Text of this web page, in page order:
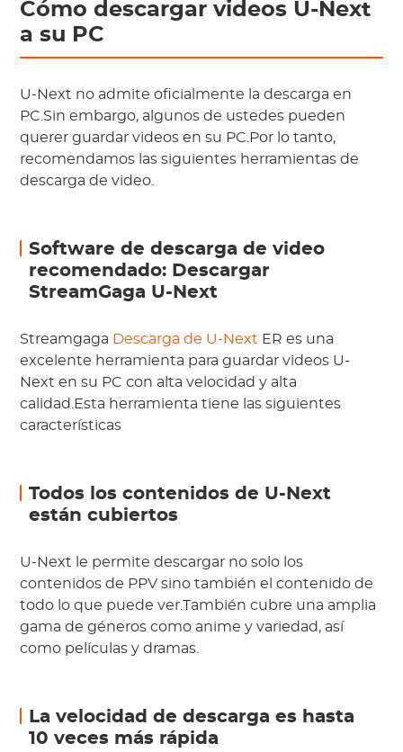
Cómo descargar videos U-Next
a su PC
U-Next no admite oficialmente la descarga en
PC.Sin embargo, algunos de ustedes pueden
querer guardar videos en su PC.Por lo tanto,
recomendamos las siguientes herramientas de
descarga de video.
Software de descarga de video
recomendado: Descargar
StreamGaga U-Next
Streamgaga Descarga de U-Next ER es una
excelente herramienta para guardar videos U-
Next en su PC con alta velocidad y alta
calidad.Esta herramienta tiene las siguientes
características
Todos los contenidos de U-Next
están cubiertos
U-Next le permite descargar no solo los
contenidos de PPV sino también el contenido de
todo lo que puede ver.También cubre una amplia
gama de géneros como anime y variedad, así
como películas y dramas.
La velocidad de descarga es hasta
10 veces más rápida